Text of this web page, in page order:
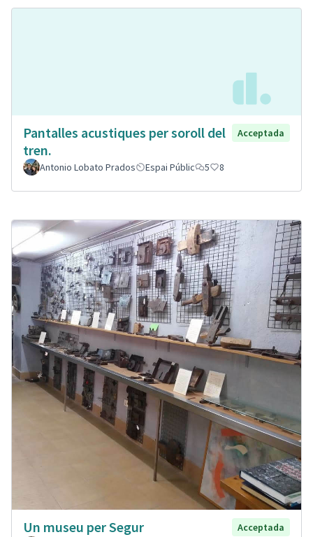
Pantalles acustiques per soroll del
tren.
Acceptada
Antonio Lobato Prados Espai Públic 5 8
Un museu per Segur
Acceptada